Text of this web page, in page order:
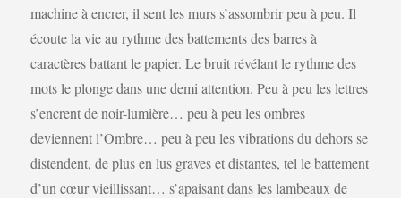
machine à encrer, il sent les murs s’assombrir peu à peu. Il
écoute la vie au rythme des battements des barres à
caractères battant le papier. Le bruit révélant le rythme des
mots le plonge dans une demi attention. Peu à peu les lettres
s’encrent de noir-lumière… peu à peu les ombres
deviennent l’Ombre… peu à peu les vibrations du dehors se
distendent, de plus en lus graves et distantes, tel le battement
d’un cœur vieillissant… s’apaisant dans les lambeaux de